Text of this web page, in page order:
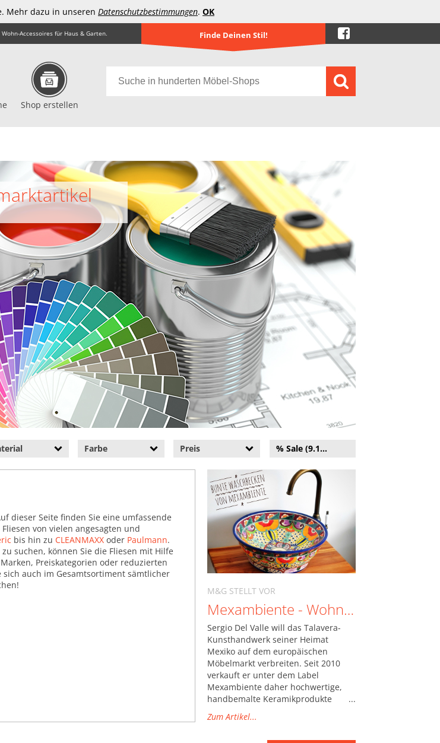
Mehr dazu in unseren Datenschutzbestimmungen. OK
Accessoires für Haus & Garten. Finde Deinen Stil!
Shop erstellen
Farbe Preis % Sale (9.121)
M&G STELLT VOR
Mexambiente - Wohndekoration im mexikanischen Flair
Sergio Del Valle will das Talavera-
Kunsthandwerk seiner Heimat
Mexiko auf dem europäischen
Möbelmarkt verbreiten. Seit 2010
verkauft er unter dem Label
Mexambiente daher hochwertige,
handbemalte Keramikprodukte
und Wohndekoration im speziellen
mexikanischen Touch.
Zum Artikel...
dieser Seite finden Sie eine umfassende
von vielen angesagten und
bis hin zu CLEANMAXX oder Paulmann.
suchen, können Sie die Fliesen mit Hilfe
Preiskategorien oder reduzierten
auch im Gesamtsortiment sämtlicher